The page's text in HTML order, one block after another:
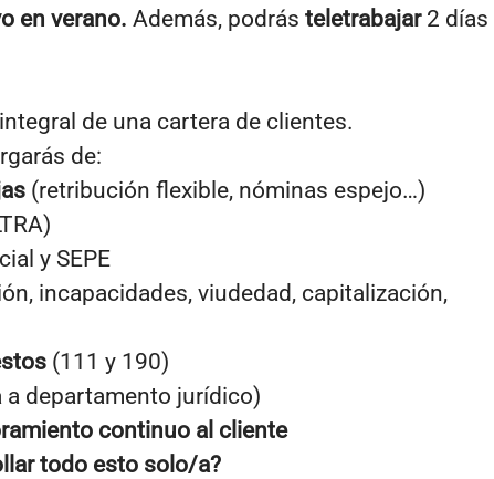
en verano. Además, podrás teletrabajar2 días
de una cartera de clientes.
de:
(retribución flexible, nóminas espejo…)
y SEPE
incapacidades, viudedad, capitalización,
(111 y 190)
a departamento jurídico)
continuo al cliente
todo esto solo/a?